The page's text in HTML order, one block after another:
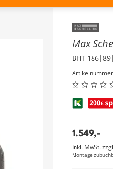
Inhalt der
Max
BHT
1.549,-
Inkl. MwSt.
Montage